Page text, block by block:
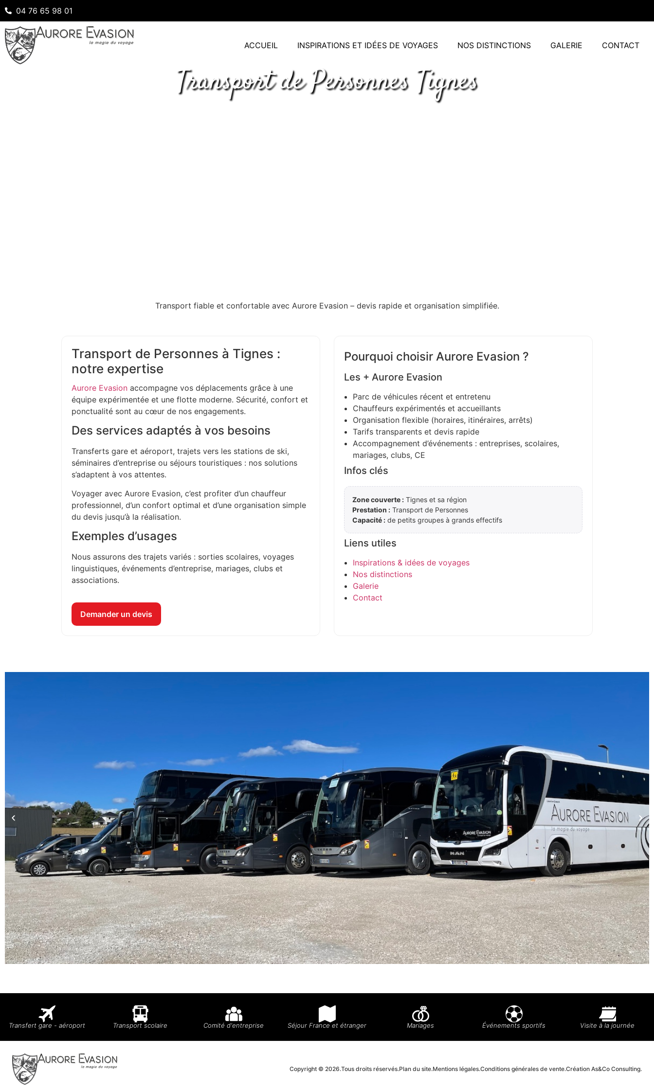
04 76 65 98 01
ACCUEIL INSPIRATIONS ET IDÉES DE VOYAGES NOS DISTINCTIONS GALERIE CONTACT
Transport de Personnes Tignes
Transport fiable et confortable avec Aurore Evasion – devis rapide et organisation simplifiée.
Transport de Personnes à Tignes :
notre expertise
Aurore Evasion accompagne vos déplacements grâce à une
équipe expérimentée et une flotte moderne. Sécurité, confort et
ponctualité sont au cœur de nos engagements.
Des services adaptés à vos besoins
Transferts gare et aéroport, trajets vers les stations de ski,
séminaires d’entreprise ou séjours touristiques : nos solutions
s’adaptent à vos attentes.
Voyager avec Aurore Evasion, c’est profiter d’un chauffeur
professionnel, d’un confort optimal et d’une organisation simple
du devis jusqu’à la réalisation.
Exemples d’usages
Nous assurons des trajets variés : sorties scolaires, voyages
linguistiques, événements d’entreprise, mariages, clubs et
associations.
Demander un devis
Pourquoi choisir Aurore Evasion ?
Les + Aurore Evasion
Parc de véhicules récent et entretenu
Chauffeurs expérimentés et accueillants
Organisation flexible (horaires, itinéraires, arrêts)
Tarifs transparents et devis rapide
Accompagnement d’événements : entreprises, scolaires,
mariages, clubs, CE
Infos clés
Zone couverte : Tignes et sa région
Prestation : Transport de Personnes
Capacité : de petits groupes à grands effectifs
Liens utiles
Inspirations & idées de voyages
Nos distinctions
Galerie
Contact
Transfert gare - aéroport Transport scolaire Comité d'entreprise Séjour France et étranger Mariages Événements sportifs Visite à la journée
Copyright © 2026.Tous droits réservés.Plan du site.Mentions légales.Conditions générales de vente.Création As&Co Consulting.